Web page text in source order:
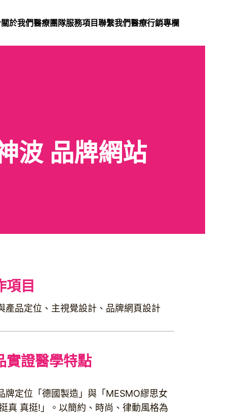
關於我們醫療團隊服務項目聯繫我們醫療行銷專欄
波 品牌網站
項目
產品定位、主視覺設計、品牌網頁設計
實證醫學特點
牌定位「德國製造」與「MESMO繆思女
真 真挺!」。以簡約、時尚、律動風格為